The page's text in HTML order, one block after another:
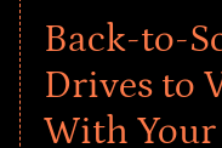
Back-to-
Drives to
With Your